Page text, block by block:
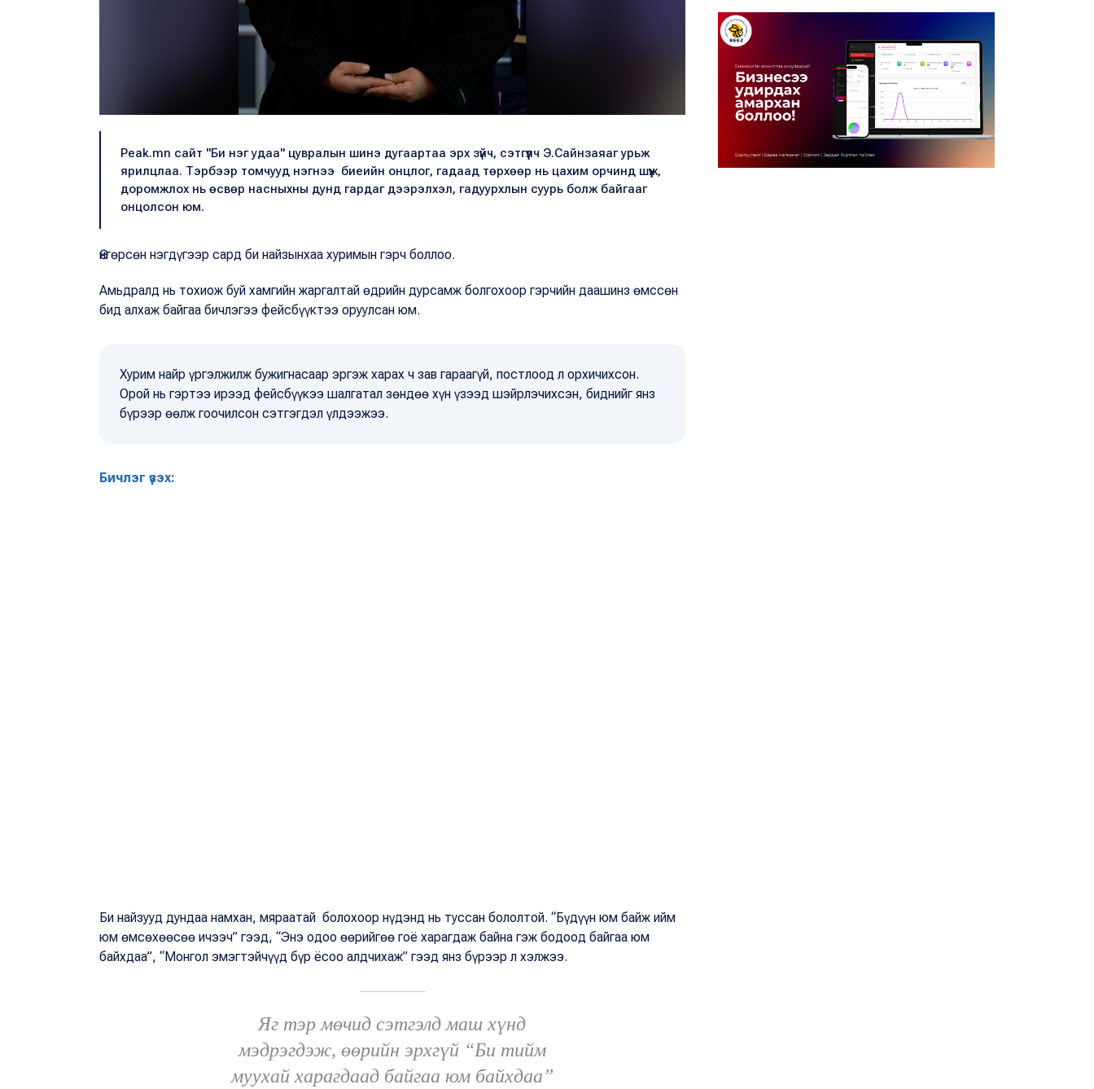
Peak.mn сайт "Би нэг удаа" цувралын шинэ дугаартаа эрх зүйч, сэтгүүлч Э.Сайнзаяаг урьж
ярилцлаа. Тэрбээр томчууд нэгнээ биеийн онцлог, гадаад төрхөөр нь цахим орчинд шүүж,
доромжлох нь өсвөр насныхны дунд гардаг дээрэлхэл, гадуурхлын суурь болж байгааг
онцолсон юм.
Өнгөрсөн нэгдүгээр сард би найзынхаа хуримын гэрч боллоо.
Амьдралд нь тохиож буй хамгийн жаргалтай өдрийн дурсамж болгохоор гэрчийн даашинз өмссөн
бид алхаж байгаа бичлэгээ фейсбүүктээ оруулсан юм.
Хурим найр үргэлжилж бужигнасаар эргэж харах ч зав гараагүй, постлоод л орхичихсон.
Орой нь гэртээ ирээд фейсбүүкээ шалгатал зөндөө хүн үзээд шэйрлэчихсэн, биднийг янз
бүрээр өөлж гоочилсон сэтгэгдэл үлдээжээ.
Бичлэг үзэх:
Би найзууд дундаа намхан, мяраатай болохоор нүдэнд нь туссан бололтой. “Бүдүүн юм байж ийм
юм өмсөхөөсөө ичээч” гээд, “Энэ одоо өөрийгөө гоё харагдаж байна гэж бодоод байгаа юм
байхдаа”, “Монгол эмэгтэйчүүд бүр ёсоо алдчихаж” гээд янз бүрээр л хэлжээ.
Яг тэр мөчид сэтгэлд маш хүнд
мэдрэгдэж, өөрийн эрхгүй “Би тийм
муухай харагдаад байгаа юм байхдаа”